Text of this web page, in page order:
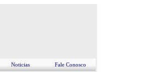
Noticias Fale Conosco